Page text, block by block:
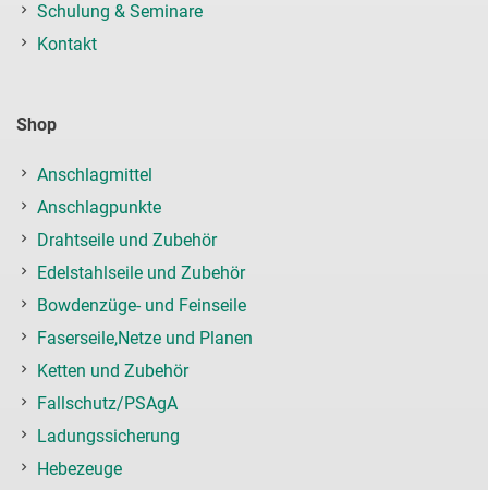
Schulung & Seminare
Kontakt
Shop
Anschlagmittel
Anschlagpunkte
Drahtseile und Zubehör
Edelstahlseile und Zubehör
Bowdenzüge- und Feinseile
Faserseile,Netze und Planen
Ketten und Zubehör
Fallschutz/PSAgA
Ladungssicherung
Hebezeuge